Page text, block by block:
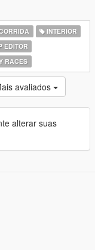
INTERIOR
EDITOR
RACES
avaliados
alterar suas